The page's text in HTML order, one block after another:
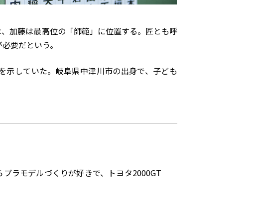
加藤は最高位の「師範」に位置する。匠とも呼
要だという。
していた。岐阜県中津川市の出身で、子ども
ラモデルづくりが好きで、トヨタ2000GT